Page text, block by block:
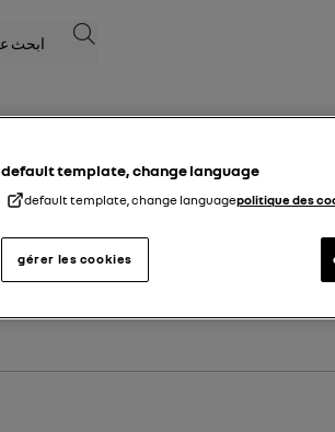
بحث
default template, change language
default template, change languagepolitique des
gérer les cookies